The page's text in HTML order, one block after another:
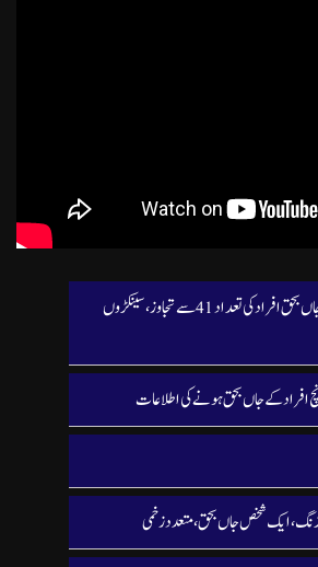
38 روزہ احتجاجی تحریک میں جاں بحق افراد کی تعداد 41 سے تجاوز، سینکڑوں
افراد کے جاں بحق ہونے کی اطلاعات
ایک شخص جاں بحق، متعدد زخمی